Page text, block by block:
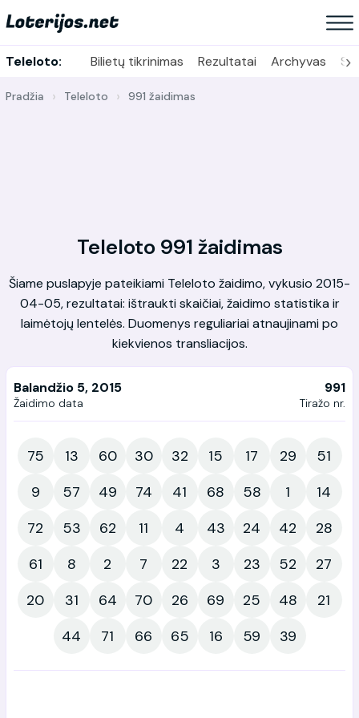
Teleloto: Bilietų tikrinimas Rezultatai Archyvas ›
Pradžia Teleloto 991 žaidimas
Teleloto 991 žaidimas
Šiame puslapyje pateikiami Teleloto žaidimo, vykusio 2015-
04-05, rezultatai: ištraukti skaičiai, žaidimo statistika ir
laimėtojų lentelės. Duomenys reguliariai atnaujinami po
kiekvienos transliacijos.
Balandžio 5, 2015
Žaidimo data
991
Tiražo nr.
75 13 60 30 32 15 17 29
51
9
57 49 74 41 68 58 1
14
72
53 62 11 4 43 24 42
28
61
8 2 7 22 3 23 52
27
20
31 64 70 26 69 25 48
21
44
71 66 65 16 59 39